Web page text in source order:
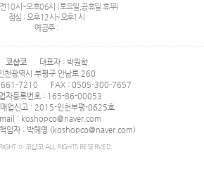
10시~오후06시 (토요일,공휴일 휴무)
점심 : 오후12시~오후1시
예금주 :
코샵코
대표자 : 박원학
천광역시 부평구 안남로 260
7210
FAX : 0505-300-7657
자등록번호 : 165-86-00053
업신고 : 2015-인천부평-0625호
: koshopco@naver.com
책임자 : 박혜영 (koshopco@naver.com)
© 코샵코 ALL RIGHTS RESERVED.